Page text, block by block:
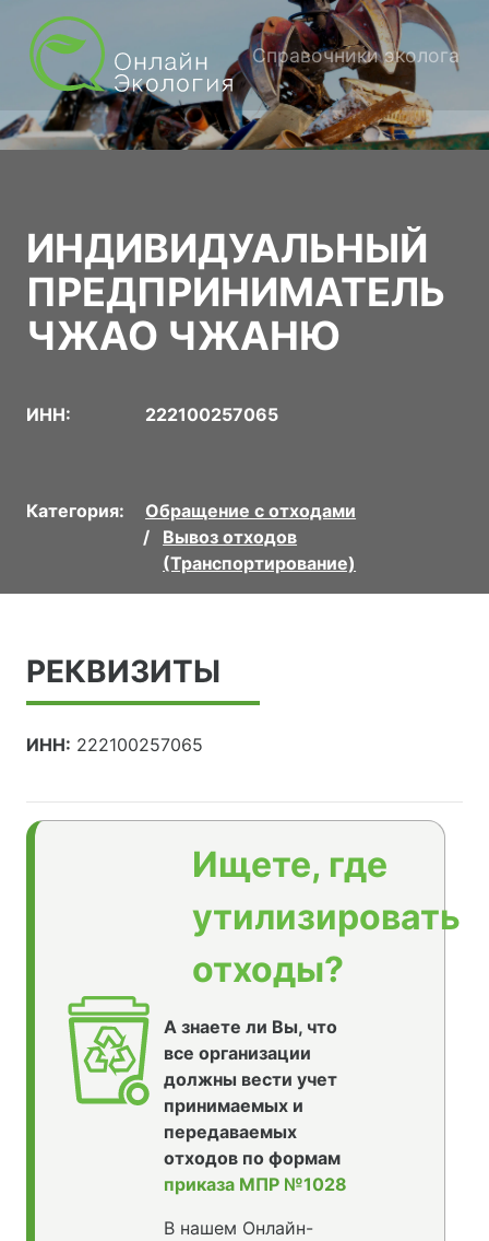
Справочники эколога
ИНДИВИДУАЛЬНЫЙ
ПРЕДПРИНИМАТЕЛЬ
ЧЖАО ЧЖАНЮ
ИНН: 222100257065
Категория:
Обращение с отходами
Вывоз отходов
(Транспортирование)
РЕКВИЗИТЫ
ИНН: 222100257065
Ищете, где
утилизировать
отходы?
А знаете ли Вы, что
все организации
должны вести учет
принимаемых и
передаваемых
отходов по формам
приказа МПР №1028
В нашем Онлайн-